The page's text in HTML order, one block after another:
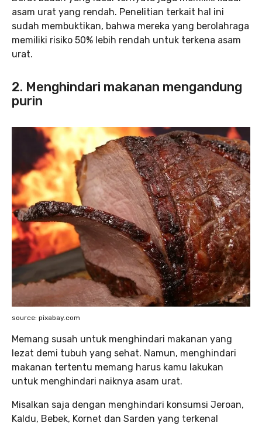
asam urat yang rendah. Penelitian terkait hal ini
sudah membuktikan, bahwa mereka yang berolahraga
memiliki risiko 50% lebih rendah untuk terkena asam
urat.
2. Menghindari makanan mengandung
purin
source: pixabay.com
Memang susah untuk menghindari makanan yang
lezat demi tubuh yang sehat. Namun, menghindari
makanan tertentu memang harus kamu lakukan
untuk menghindari naiknya asam urat.
Misalkan saja dengan menghindari konsumsi Jeroan,
Kaldu, Bebek, Kornet dan Sarden yang terkenal